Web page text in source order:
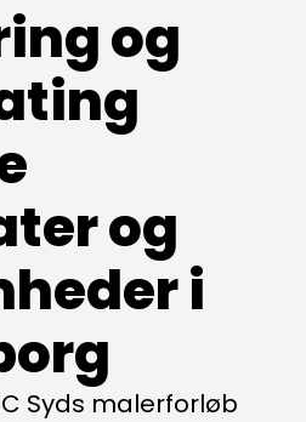
og
og
i
Syds malerforløb